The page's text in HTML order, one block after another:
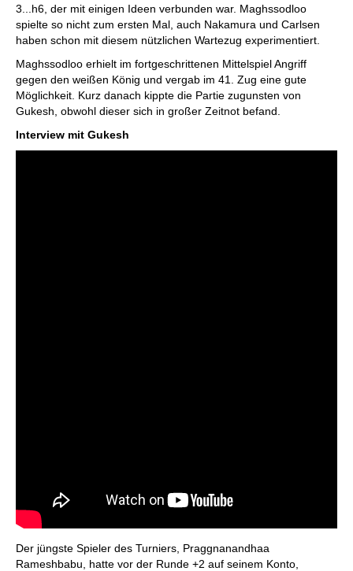
3...h6, der mit einigen Ideen verbunden war. Maghssodloo
spielte so nicht zum ersten Mal, auch Nakamura und Carlsen
haben schon mit diesem nützlichen Wartezug experimentiert.
Maghssodloo erhielt im fortgeschrittenen Mittelspiel Angriff
gegen den weißen König und vergab im 41. Zug eine gute
Möglichkeit. Kurz danach kippte die Partie zugunsten von
Gukesh, obwohl dieser sich in großer Zeitnot befand.
Interview mit Gukesh
Der jüngste Spieler des Turniers, Praggnanandhaa
Rameshbabu, hatte vor der Runde +2 auf seinem Konto,